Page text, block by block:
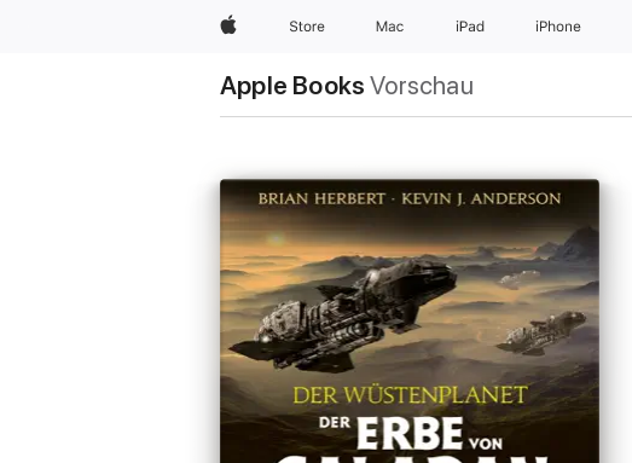
Apple Store Mac iPad iPhone
Apple Books Vorschau